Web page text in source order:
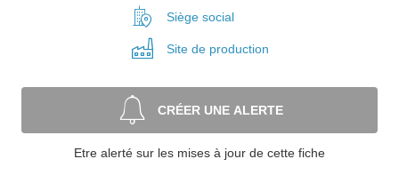
Siège social
Site de production
CRÉER UNE ALERTE
Etre alerté sur les mises à jour de cette fiche